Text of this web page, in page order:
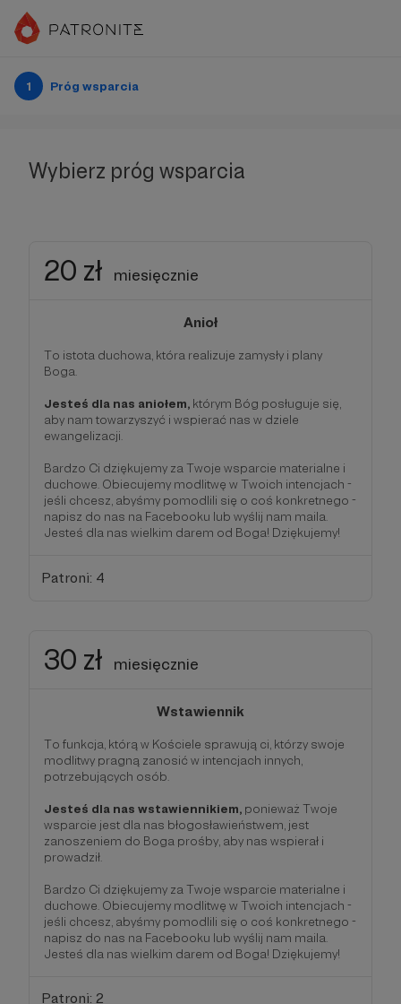
1 Próg wsparcia
Wybierz próg wsparcia
20 zł miesięcznie
Anioł
To istota duchowa, która realizuje zamysły i plany
Boga.
Jesteś dla nas aniołem, którym Bóg posługuje się,
aby nam towarzyszyć i wspierać nas w dziele
ewangelizacji.
Bardzo Ci dziękujemy za Twoje wsparcie materialne i
duchowe. Obiecujemy modlitwę w Twoich intencjach -
jeśli chcesz, abyśmy pomodlili się o coś konkretnego -
napisz do nas na Facebooku lub wyślij nam maila.
Jesteś dla nas wielkim darem od Boga! Dziękujemy!
Patroni: 4
30 zł miesięcznie
Wstawiennik
To funkcja, którą w Kościele sprawują ci, którzy swoje
modlitwy pragną zanosić w intencjach innych,
potrzebujących osób.
Jesteś dla nas wstawiennikiem, ponieważ Twoje
wsparcie jest dla nas błogosławieństwem, jest
zanoszeniem do Boga prośby, aby nas wspierał i
prowadził.
Bardzo Ci dziękujemy za Twoje wsparcie materialne i
duchowe. Obiecujemy modlitwę w Twoich intencjach -
jeśli chcesz, abyśmy pomodlili się o coś konkretnego -
napisz do nas na Facebooku lub wyślij nam maila.
Jesteś dla nas wielkim darem od Boga! Dziękujemy!
Patroni: 2